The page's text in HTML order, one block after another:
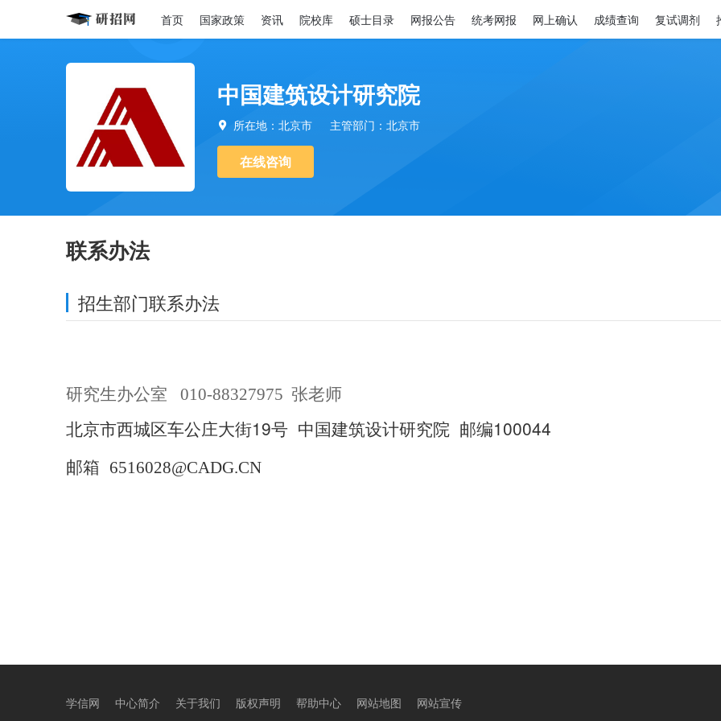
首页 国家政策 资讯 院校库 硕士目录 网报公告 统考网报 网上确认 成绩查询 复试调剂
中国建筑设计研究院
 所在地：北京市 主管部门：北京市
在线咨询
联系办法
招生部门联系办法
研究生办公室 010-88327975 张老师
北京市西城区车公庄大街19号 中国建筑设计研究院 邮编100044
邮箱 6516028@CADG.CN
学信网 中心简介 关于我们 版权声明 帮助中心 网站地图 网站宣传